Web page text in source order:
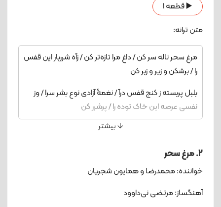
▶️ قطعه 1
متن ترانه:
مرغ سحر ناله سر کن / داغ مرا تازه‌تر کن / زآه شرربار این قفس
را / برشکن و زیر و زبر کن
بلبل پربسته ز کنج قفس درآ / نغمۀ آزادی نوع بشر سرا / وز
نفسی عرصه این خاک توده را / پرشرر کن
ظلم ظالم‌، جور صیاد / آشیانم داده بر باد / ای خدا! ای
قفس چون دلم تنگ و تار است
شعله فکن در قفس ای آه آتشین / دست طبیعت گل عمر
🡫 بیشتر
2. مرغ سحر
خواننده: محمدرضا و همایون شجریان
آهنگساز: مرتضی نی‌داوود